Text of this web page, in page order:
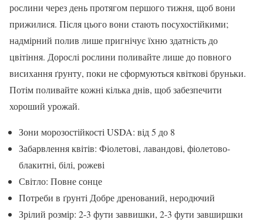
рослини через день протягом першого тижня, щоб вони
прижилися. Після цього вони стають посухостійкими;
надмірний полив лише пригнічує їхню здатність до
цвітіння. Дорослі рослини поливайте лише до повного
висихання ґрунту, поки не сформуються квіткові бруньки.
Потім поливайте кожні кілька днів, щоб забезпечити
хороший урожай.
Зони морозостійкості USDA: від 5 до 8
Забарвлення квітів: Фіолетові, лавандові, фіолетово-
блакитні, білі, рожеві
Світло: Повне сонце
Потреби в ґрунті Добре дренований, неродючий
Зрілий розмір: 2-3 фути заввишки, 2-3 фути завширшки